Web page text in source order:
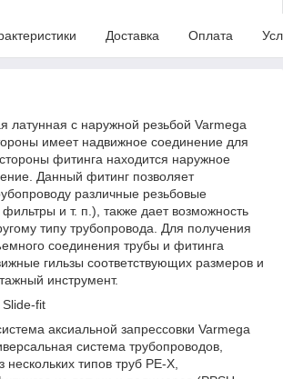
Доставка Оплата
латунная с наружной резьбой Varmega
имеет надвижное соединение для
фитинга находится наружное
Данный фитинг позволяет
различные резьбовые
и т. п.), также дает возможность
типу трубопровода. Для получения
соединения трубы и фитинга
гильзы соответствующих размеров и
инструмент.
fit
аксиальной запрессовки Varmega
система трубопроводов,
нескольких типов труб PE-X,